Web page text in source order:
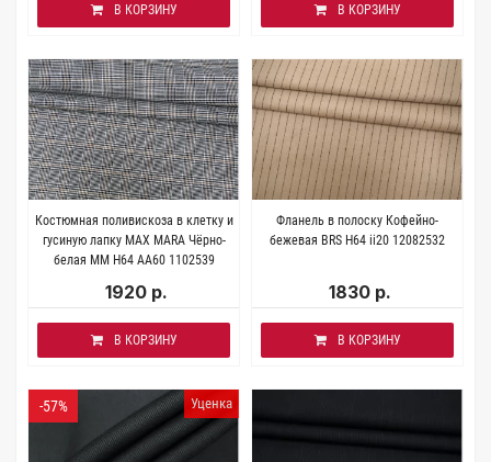
В КОРЗИНУ В КОРЗИНУ
Костюмная поливискоза в клетку и
гусиную лапку MAX MARA Чёрно-
белая MM H64 AA60 1102539
1920 р.
В КОРЗИНУ
Фланель в полоску Кофейно-
бежевая BRS H64 ii20 12082532
1830 р.
В КОРЗИНУ
Уценка
-57%